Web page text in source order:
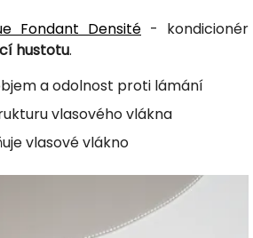
Fondant Densité - kondicionér
hustotu.
a odolnost proti lámání
vlasového vlákna
vlasové vlákno